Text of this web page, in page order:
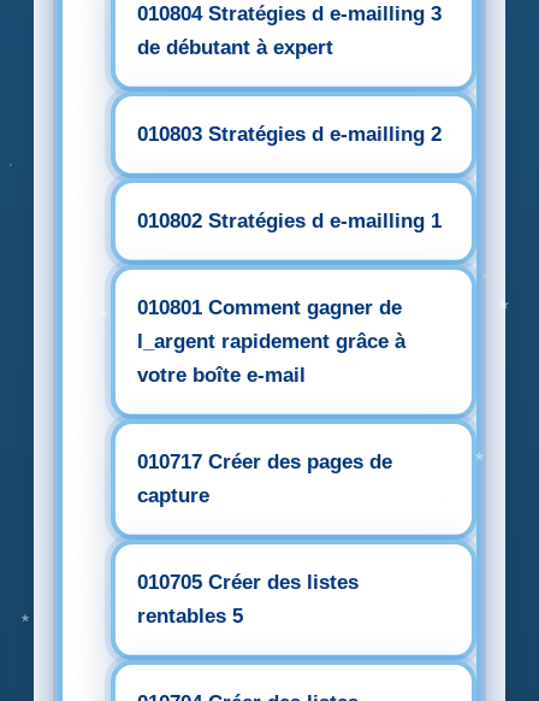
010804 Stratégies d e-mailling 3
de débutant à expert
010803 Stratégies d e-mailling 2
010802 Stratégies d e-mailling 1
010801 Comment gagner de
l_argent rapidement grâce à
votre boîte e-mail
010717 Créer des pages de
capture
010705 Créer des listes
rentables 5